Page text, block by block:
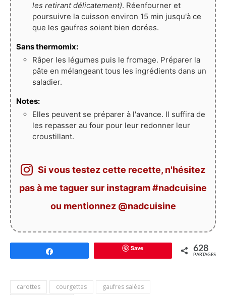
les retirant délicatement). Réenfourner et
poursuivre la cuisson environ 15 min jusqu'à ce
que les gaufres soient bien dorées.
Sans thermomix:
Râper les légumes puis le fromage. Préparer la
pâte en mélangeant tous les ingrédients dans un
saladier.
Notes:
Elles peuvent se préparer à l'avance. Il suffira de
les repasser au four pour leur redonner leur
croustillant.
Si vous testez cette recette, n'hésitez
pas à me taguer sur instagram #nadcuisine
ou mentionnez @nadcuisine
Save 628
PARTAGES
carottes courgettes
gaufres salées